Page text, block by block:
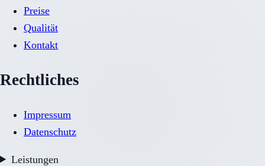
Preise
Qualität
Kontakt
Rechtliches
Impressum
Datenschutz
Leistungen